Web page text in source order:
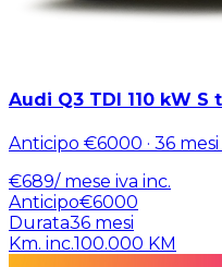
Audi Q3 TDI 110 kW
Anticipo €6000 · 36 mesi
€689/ mese iva inc.
Anticipo€6000
Durata36 mesi
Km. inc.100.000 KM